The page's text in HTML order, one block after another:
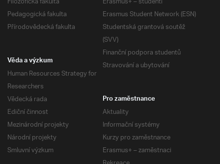
Pedagogická fakulta
Přírodovědecká fakulta
Erasmus Student Network (ESN)
Studentská grantová soutěž
(SVV)
Finanční podpora studentů
Stravování a ubytování
Věda a výzkum
Human Resources Strategy for
Researchers
Vědecká rada
Ediční činnost
Mezinárodní projekty
Národní projekty
Smluvní výzkum
Pro zaměstnance
Aktuality
Informační systémy
Kurzy pro zaměstnance
Erasmus+ – zaměstnaci